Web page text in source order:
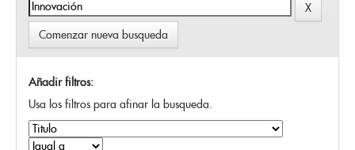
Comenzar nueva busqueda
Añadir filtros:
Usa los filtros para afinar la busqueda.